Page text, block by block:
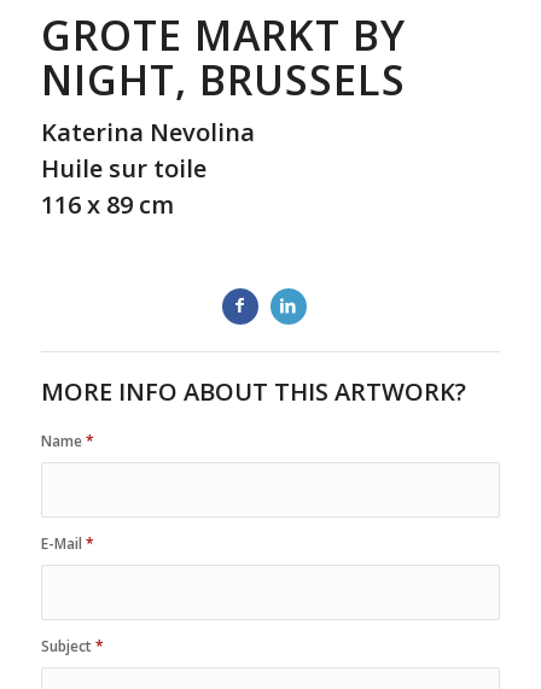
GROTE MARKT BY
NIGHT, BRUSSELS
Katerina Nevolina
Huile sur toile
116 x 89 cm
MORE INFO ABOUT THIS ARTWORK?
Name*
E-Mail *
Subject*